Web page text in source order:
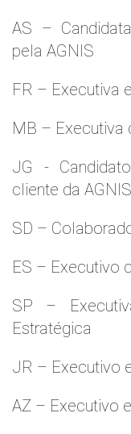
AS –
pela AGNIS
FR – Executiva
MB – Executiva
JG -
cliente da AGNIS
SD –
ES – Executivo
SP –
Estratégica
JR – Executivo
AZ – Executivo